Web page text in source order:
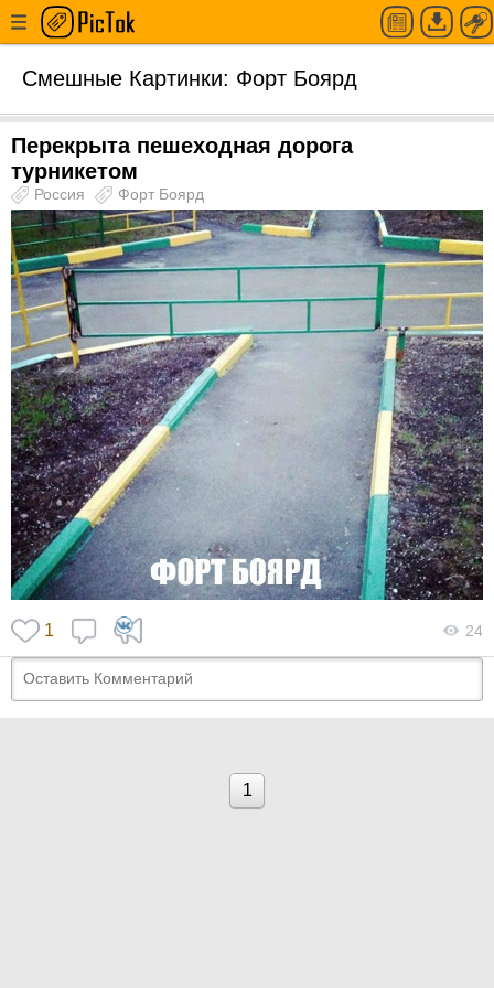
Смешные Картинки: Форт Боярд
Перекрыта пешеходная дорога
турникетом
Россия Форт Боярд
1 24
1